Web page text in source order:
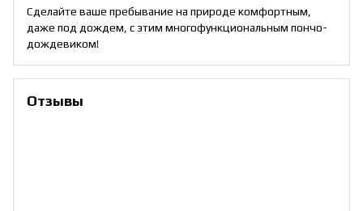
Сделайте ваше пребывание на природе комфортным,
даже под дождем, с этим многофункциональным пончо-
дождевиком!
Отзывы